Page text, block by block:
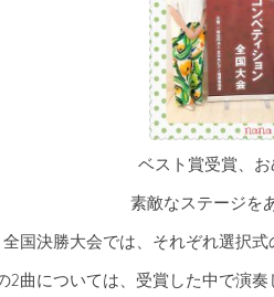
ベスト賞受賞、お
素敵なステージを
全国決勝大会では、それぞれ選択
2曲については、受賞した中で演